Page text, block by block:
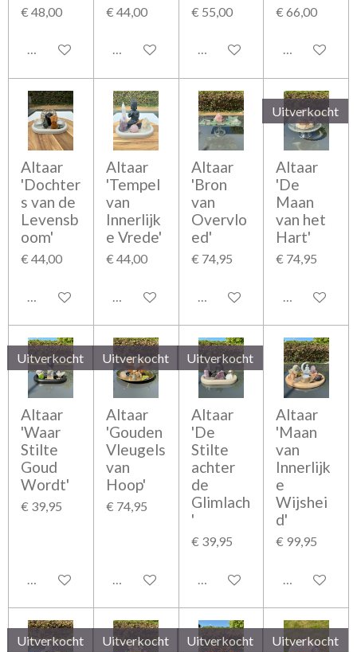
€ 48,00
In winkelwagen
€ 44,00
In winkelwagen
€ 55,00
Houd mij op de hoogte
€ 66,00
In
Altaar
'Dochter
s van de
Levensb
oom'
€ 44,00
In winkelwagen
Altaar
'Tempel
van
Innerlijk
e Vrede'
€ 44,00
In winkelwagen
Altaar
'Bron
van
Overvlo
ed'
€ 74,95
In winkelwagen
Uitverkocht
Altaar
'De
Maan
van het
Hart'
€ 74,95
Houd mij op
Uitverkocht
Altaar
'Waar
Stilte
Goud
Wordt'
€ 39,95
Houd mij op de hoogte
Uitverkocht
Altaar
'Gouden
Vleugels
van
Hoop'
€ 74,95
Houd mij op de hoogte
Uitverkocht
Altaar
'De
Stilte
achter
de
Glimlach
'
€ 39,95
Houd mij op de hoogte
Altaar
'Maan
van
Innerlijk
e
Wijshei
d'
€ 99,95
In
Uitverkocht Uitverkocht Uitverkocht Uitverkocht